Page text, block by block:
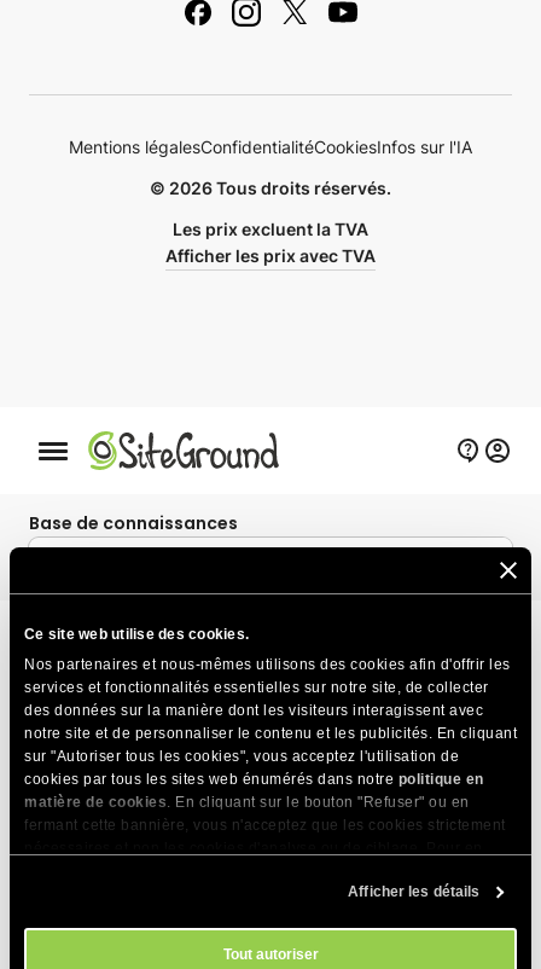
Ce site web utilise des cookies.
Nos partenaires et nous-mêmes utilisons des cookies afin d'offrir les
services et fonctionnalités essentielles sur notre site, de collecter
des données sur la manière dont les visiteurs interagissent avec
notre site et de personnaliser le contenu et les publicités. En cliquant
sur "Autoriser tous les cookies", vous acceptez l'utilisation de
cookies par tous les sites web énumérés dans notre politique en
matière de cookies. En cliquant sur le bouton "Refuser" ou en
fermant cette bannière, vous n'acceptez que les cookies strictement
. Vous pouvez gérer vos préférences
Afficher les détails
Tout autoriser
Bouton de navigation mobile
Base de connaissances
Accueil / Site web / Gestionnaire de fichiers
ajouter des gestionnaires Apache ?
Comment ajouter des
gestionnaires Apache ?
Résumez cet article avec :
Dernière mise à jour : Mar 09, 2023
Apache est le service qui traite et sert les fichiers de votre
site web à ses visiteurs. Les gestionnaires d’Apache
contrôlent les actions qu’Apache doit effectuer lorsqu’il traite
Mentions légalesConfidentialitéCookiesInfos sur l'IA
© 2026 Tous droits réservés.
Les prix excluent la TVA
Afficher les prix avec TVA